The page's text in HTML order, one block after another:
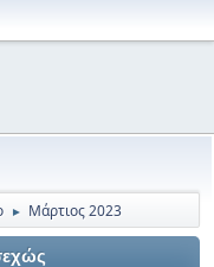
► Μάρτιος 2023